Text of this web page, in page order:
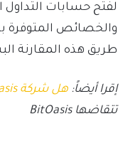
لفتح حسابات التداول
والخصائص المتوفرة
طريق هذه المقارنة
إقرا أيضاً: هل شركة BitOasis نصابة
تتقاضها BitOasis